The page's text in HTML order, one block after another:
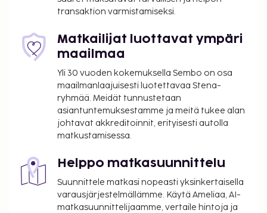
majoituspaikkaan. Seuraavat palvelut ovat
concierge-palvelut ja juhlasali. Hotelli tarjoaa
asiakkailleen huonepalvelun (rajoitettuina aikoina).
klo 7.00–10.00. Tämän majoituspaikan virallisen
tähtiluokituksen on myöntänyt Ranskan turismin
kehitysjärjestö ATOUT.
Majoituspaikka veloittaa seuraavat paikan päällä
suoritettavat maksut. Maksuihin saattaa sisältyä
sovellettavat verot:
Kaupungin perimä vero: 5.53 EUR per henkilö
per yö. Tätä veroa ei peritä alle 18 vuotta
vanhoilta lapsilta.
transaktion varmistamiseksi.
Matkailijat luottavat ympäri
maailmaa
Yli 30 vuoden kokemuksella Sembo on osa
maailmanlaajuisesti luotettavaa Stena-
ryhmää. Meidät tunnustetaan
asiantuntemuksestamme ja meitä tukee alan
johtavat akkreditoinnit, erityisesti autolla
matkustamisessa.
Helppo matkasuunnittelu
Suunnittele matkasi nopeasti yksinkertaisella
varausjärjestelmällämme. Käytä Ameliaa, AI-
matkasuunnittelijaamme, vertaile hintoja ja